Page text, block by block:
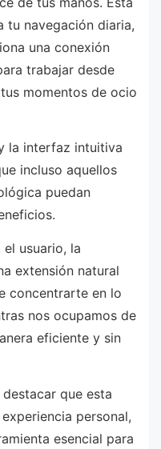
tu navegación diaria,
una conexión
trabajar desde
momentos de ocio
la interfaz intuitiva
incluso aquellos
puedan
usuario, la
extensión natural
concentrarte en lo
nos ocupamos de
eficiente y sin
que esta
personal,
esencial para